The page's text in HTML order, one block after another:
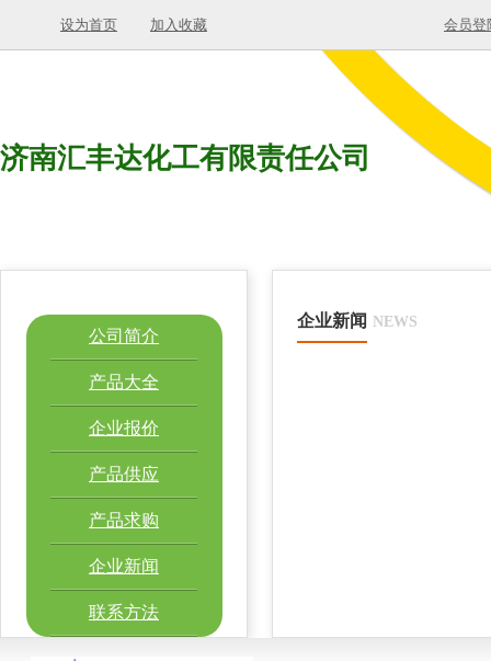
设为首页 加入收藏 会员登
济南汇丰达化工有限责任公司
公司简介
产品大全
企业报价
产品供应
产品求购
企业新闻
联系方法
企业新闻 NEWS